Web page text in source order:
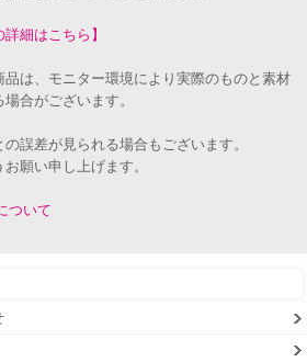
細はこちら】
は、モニター環境により実際のものと素材
合がございます。
誤差が見られる場合もございます。
願い申し上げます。
ついて